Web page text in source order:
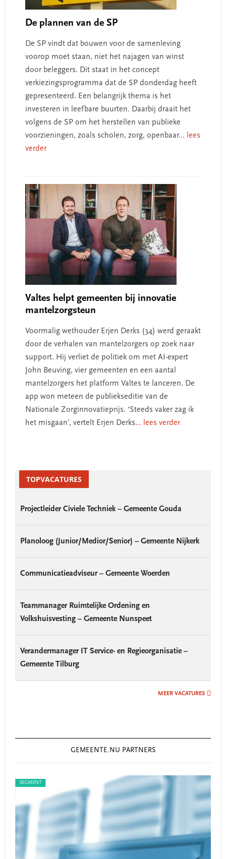
De plannen van de SP
De SP vindt dat bouwen voor de samenleving
voorop moet staan, niet het najagen van winst
door beleggers. Dit staat in het concept
verkiezingsprogramma dat de SP donderdag heeft
gepresenteerd. Een belangrijk thema is het
investeren in leefbare buurten. Daarbij draait het
volgens de SP om het herstellen van publieke
voorzieningen, zoals scholen, zorg, openbaar... lees
verder
Valtes helpt gemeenten bij innovatie
mantelzorgsteun
Voormalig wethouder Erjen Derks (34) werd geraakt
door de verhalen van mantelzorgers op zoek naar
support. Hij verliet de politiek om met AI-expert
John Beuving, vier gemeenten en een aantal
mantelzorgers het platform Valtes te lanceren. De
app won meteen de publiekseditie van de
Nationale Zorginnovatieprijs. ‘Steeds vaker zag ik
het misgaan’, vertelt Erjen Derks... lees verder
SidebarTOPVACATURES
Projectleider Civiele Techniek – Gemeente Gouda
Planoloog (Junior/Medior/Senior) – Gemeente Nijkerk
Communicatieadviseur – Gemeente Woerden
Teammanager Ruimtelijke Ordening en
Volkshuisvesting – Gemeente Nunspeet
Verandermanager IT Service- en Regieorganisatie –
Gemeente Tilburg
MEER VACATURES
GEMEENTE.NU PARTNERS
SEGMENT